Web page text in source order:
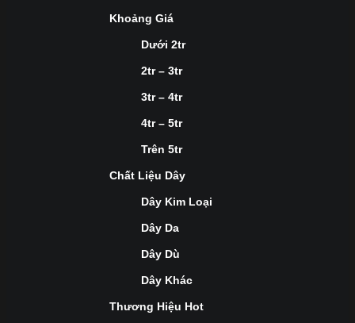
Khoảng Giá
Dưới 2tr
2tr – 3tr
3tr – 4tr
4tr – 5tr
Trên 5tr
Chất Liệu Dây
Dây Kim Loại
Dây Da
Dây Dù
Dây Khác
Thương Hiệu Hot